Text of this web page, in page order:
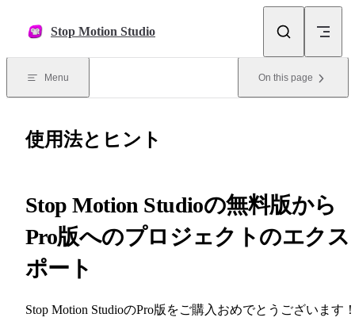
Stop Motion Studio
Menu On this page
使用法とヒント
Stop Motion Studioの無料版から
Pro版へのプロジェクトのエクス
ポート
Stop Motion StudioのPro版をご購入おめでとうございます